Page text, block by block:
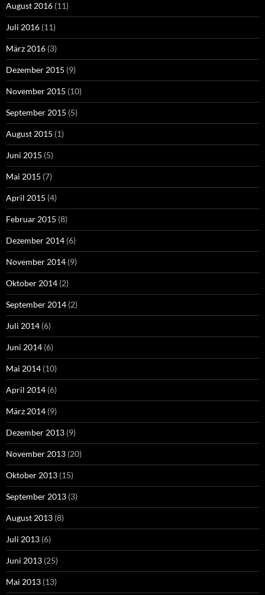
August 2016 (11)
Juli 2016 (11)
März 2016 (3)
Dezember 2015 (9)
November 2015 (10)
September 2015 (5)
August 2015 (1)
Juni 2015 (5)
Mai 2015 (7)
April 2015 (4)
Februar 2015 (8)
Dezember 2014 (6)
November 2014 (9)
Oktober 2014 (2)
September 2014 (2)
Juli 2014 (6)
Juni 2014 (6)
Mai 2014 (10)
April 2014 (6)
März 2014 (9)
Dezember 2013 (9)
November 2013 (20)
Oktober 2013 (15)
September 2013 (3)
August 2013 (8)
Juli 2013 (6)
Juni 2013 (25)
Mai 2013 (13)